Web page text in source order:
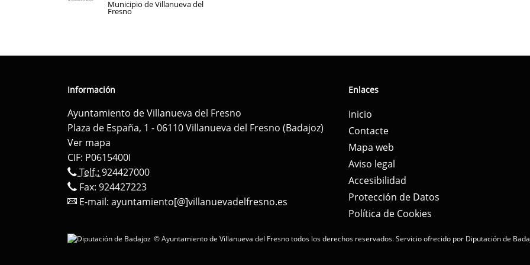
Municipio de Villanueva del
Fresno
Información
Ayuntamiento de Villanueva del Fresno
Plaza de España, 1 - 06110 Villanueva del Fresno (Badajoz)
Ver mapa
CIF: P0615400I
Telf.: 924427000
Fax: 924427223
E-mail: ayuntamiento[@]villanuevadelfresno.es
Enlaces
Inicio
Contacte
Mapa web
Aviso legal
Accesibilidad
Protección de Datos
Política de Cookies
© Ayuntamiento de Villanueva del Fresno todos los derechos reservados.Servicio ofrecido por Diputación de